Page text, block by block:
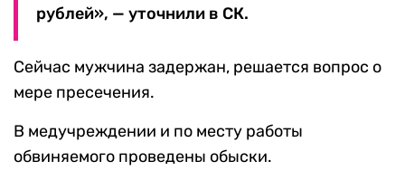
рублей», — уточнили в СК.
Сейчас мужчина задержан, решается вопрос о
мере пресечения.
В медучреждении и по месту работы
обвиняемого проведены обыски.